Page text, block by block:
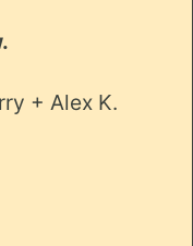
+ Alex K.